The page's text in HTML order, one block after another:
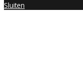
Sluiten